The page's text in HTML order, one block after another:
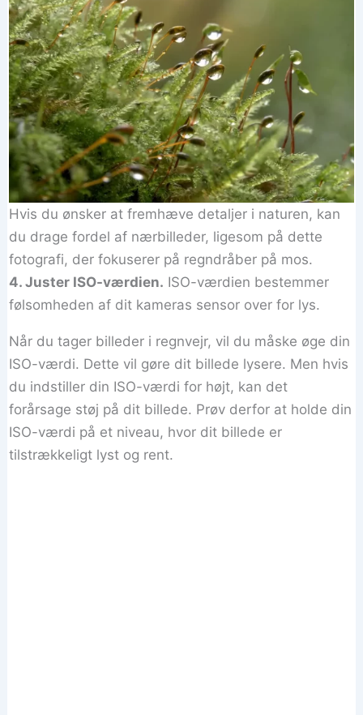
Hvis du ønsker at fremhæve detaljer i naturen, kan
du drage fordel af nærbilleder, ligesom på dette
fotografi, der fokuserer på regndråber på mos.
4. Juster ISO-værdien. ISO-værdien bestemmer
følsomheden af dit kameras sensor over for lys.
Når du tager billeder i regnvejr, vil du måske øge din
ISO-værdi. Dette vil gøre dit billede lysere. Men hvis
du indstiller din ISO-værdi for højt, kan det
forårsage støj på dit billede. Prøv derfor at holde din
ISO-værdi på et niveau, hvor dit billede er
tilstrækkeligt lyst og rent.